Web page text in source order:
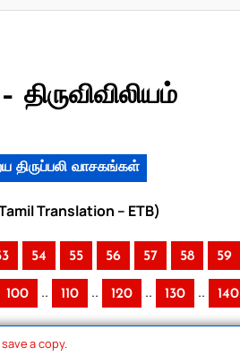
திருப்பலி வாசகங்கள்
Translation – ETB)
54 55 56 57 58 59
100 .. 110 .. 120 .. 130 .. 140
a copy.